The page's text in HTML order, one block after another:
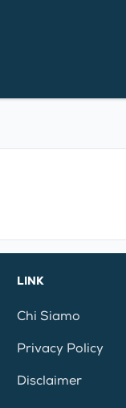
LINK
Chi Siamo
Privacy Policy
Disclaimer